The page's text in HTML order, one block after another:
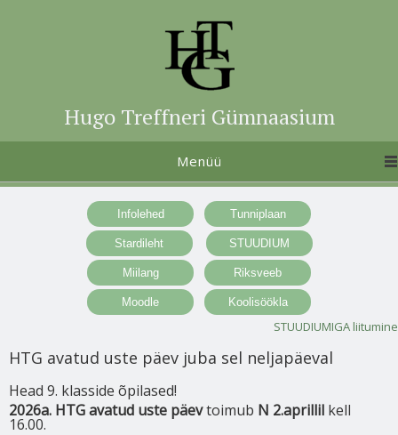
Hugo Treffneri Gümnaasium
Menüü
STUUDIUMIGA liitumine
HTG avatud uste päev juba sel neljapäeval
Head 9. klasside õpilased!
2026a. HTG avatud uste päevtoimub N 2.aprillil kell
16.00.